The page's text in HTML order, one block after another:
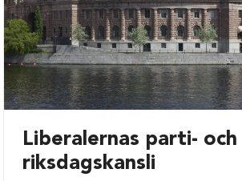
Robertsfors
Skellefteå
Åsele
Liberalernas parti- och
riksdagskansli